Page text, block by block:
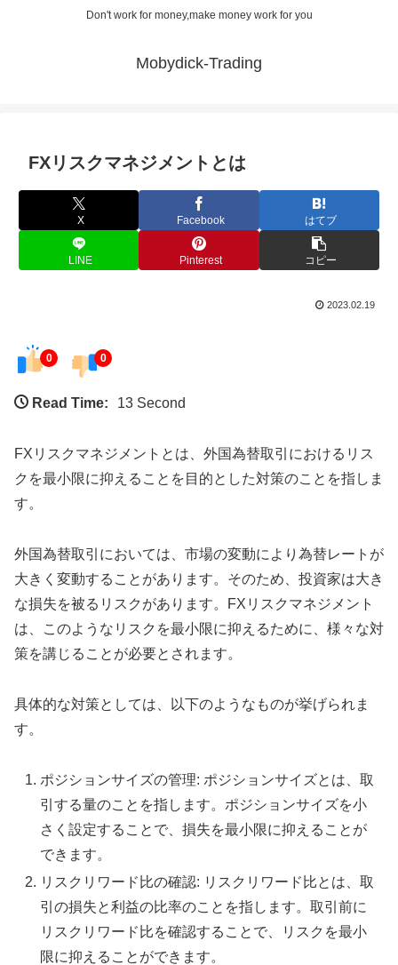
Don't work for money,make money work for you
Mobydick-Trading
FXリスクマネジメントとは
X Facebook はてブ
LINE Pinterest コピー
2023.02.19
0 0
Read Time: 13 Second
FXリスクマネジメントとは、外国為替取引におけるリス
クを最小限に抑えることを目的とした対策のことを指しま
す。
外国為替取引においては、市場の変動により為替レートが
大きく変動することがあります。そのため、投資家は大き
な損失を被るリスクがあります。FXリスクマネジメント
は、このようなリスクを最小限に抑えるために、様々な対
策を講じることが必要とされます。
具体的な対策としては、以下のようなものが挙げられま
す。
ポジションサイズの管理: ポジションサイズとは、取
引する量のことを指します。ポジションサイズを小
さく設定することで、損失を最小限に抑えることが
できます。
リスクリワード比の確認: リスクリワード比とは、取
引の損失と利益の比率のことを指します。取引前に
リスクリワード比を確認することで、リスクを最小
限に抑えることができます。